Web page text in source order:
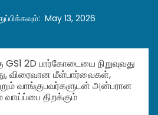
: May 13, 2026
GS1 2D பார்கோடையை நிறுவுவது
விரைவான மீள்பார்வைகள்,
வாங்குபவர்களுடன் அன்பரான
வாய்ப்பை திறக்கும்